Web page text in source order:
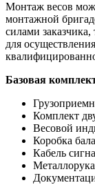
Монтаж весов
монтажной
силами
для
Базовая
Комплект
Весовой
Коробка
Кабель